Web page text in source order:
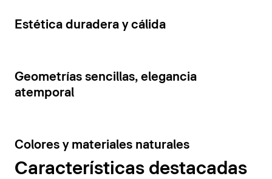
combinación de colores contrastantes.
Mostrar muebles de baño
5
Estética duradera y cálida
7
Geometrías sencillas, elegancia
atemporal
6
Colores y materiales naturales
Características destacadas